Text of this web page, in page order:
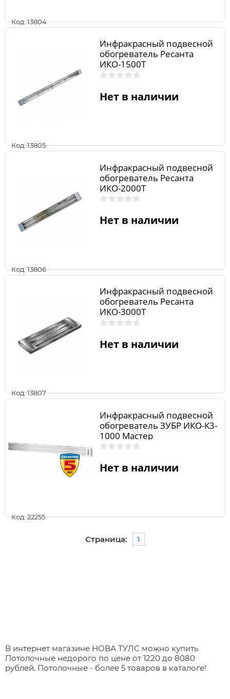
Код: 13804
Код: 13805
Инфракрасный подвесной
обогреватель Ресанта
ИКО-1500T
Нет в наличии
Код: 13806
Инфракрасный подвесной
обогреватель Ресанта
ИКО-2000T
Нет в наличии
Код: 13807
Инфракрасный подвесной
обогреватель Ресанта
ИКО-3000T
Нет в наличии
Код: 22255
Инфракрасный подвесной
обогреватель ЗУБР ИКО-К3-
1000 Мастер
Нет в наличии
Страница: 1
В интернет магазине НОВА ТУЛС можно купить
Потолочные недорого по цене от 1220 до 8080
рублей. Потолочные - более 5 товаров в каталоге!